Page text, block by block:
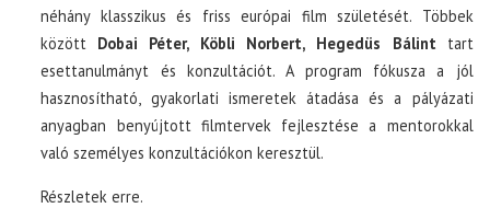
néhány klasszikus és friss európai film születését. Többek
között Dobai Péter, Köbli Norbert, Hegedüs Bálinttart
esettanulmányt és konzultációt. A program fókusza a jól
hasznosítható, gyakorlati ismeretek átadása és a pályázati
anyagban benyújtott filmtervek fejlesztése a mentorokkal
való személyes konzultációkon keresztül.
Részletek erre.